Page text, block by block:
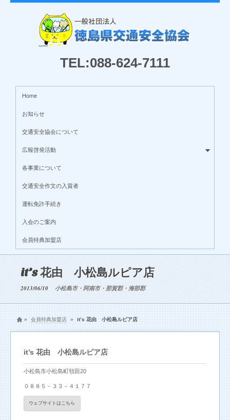
TEL:088-624-7111
Home
お知らせ
交通安全協会について
広報啓発活動
各事業について
交通安全作文の入賞者
運転免許手続き
入会のご案内
会員特典加盟店
it’s 花由 小松島ルピア店
2013/06/10 小松島市・阿南市・那賀郡・海部郡
» 会員特典加盟店 » it’s 花由 小松島ルピア店
it’s 花由 小松島ルピア店
小松島市小松島町領田20
０８８５－３３－４１７７
ウェブサイトはこちら